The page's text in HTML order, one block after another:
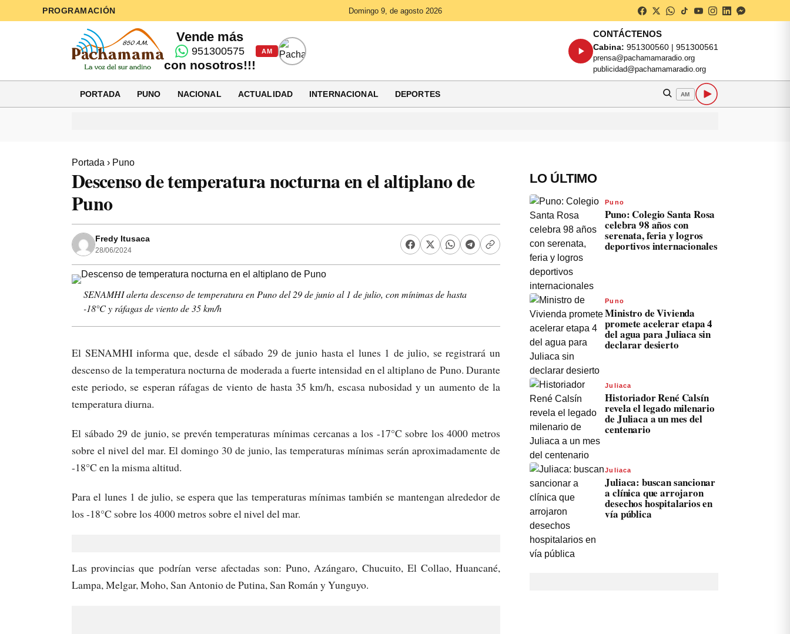
PROGRAMACIÓN Domingo 9, de agosto 2026
Vende más
951300575
con nosotros!!!
AM
CONTÁCTENOS
Cabina: 951300560 | 951300561
prensa@pachamamaradio.org
publicidad@pachamamaradio.org
PORTADA PUNO NACIONAL ACTUALIDAD INTERNACIONAL DEPORTES AM
Portada › Puno
Descenso de temperatura nocturna en el altiplano de
Puno
Fredy Itusaca
28/06/2024
SENAMHI alerta descenso de temperatura en Puno del 29 de junio al 1 de julio, con mínimas de hasta
-18°C y ráfagas de viento de 35 km/h
El SENAMHI informa que, desde el sábado 29 de junio hasta el lunes 1 de julio, se registrará un
descenso de la temperatura nocturna de moderada a fuerte intensidad en el altiplano de Puno. Durante
este periodo, se esperan ráfagas de viento de hasta 35 km/h, escasa nubosidad y un aumento de la
temperatura diurna.
El sábado 29 de junio, se prevén temperaturas mínimas cercanas a los -17°C sobre los 4000 metros
sobre el nivel del mar. El domingo 30 de junio, las temperaturas mínimas serán aproximadamente de
-18°C en la misma altitud.
Para el lunes 1 de julio, se espera que las temperaturas mínimas también se mantengan alrededor de
los -18°C sobre los 4000 metros sobre el nivel del mar.
Las provincias que podrían verse afectadas son: Puno, Azángaro, Chucuito, El Collao, Huancané,
Lampa, Melgar, Moho, San Antonio de Putina, San Román y Yunguyo.
LO ÚLTIMO
Puno
Puno: Colegio Santa Rosa
celebra 98 años con
serenata, feria y logros
deportivos internacionales
Puno
Ministro de Vivienda
promete acelerar etapa 4
del agua para Juliaca sin
declarar desierto
Juliaca
Historiador René Calsín
revela el legado milenario
de Juliaca a un mes del
centenario
Juliaca
Juliaca: buscan sancionar
a clínica que arrojaron
desechos hospitalarios en
vía pública